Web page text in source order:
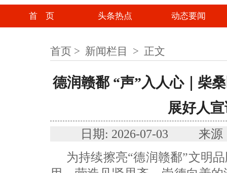
首 页 头条热点 动态要闻
首页 > 新闻栏目 > 正文
德润赣鄱 “声”入人心｜柴
展好人
日期: 2026-07-03 来
为持续擦亮“德润赣鄱”文明